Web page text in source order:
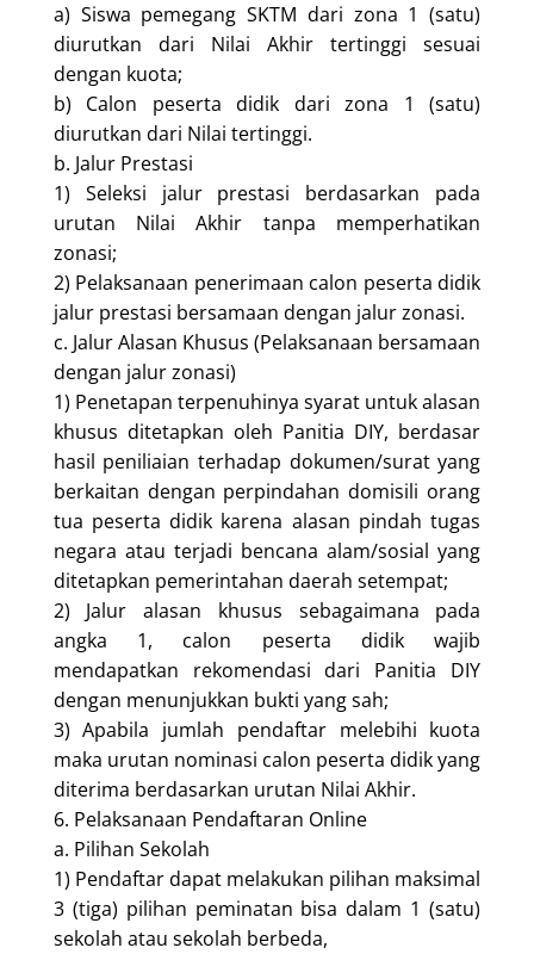
a) Siswa pemegang SKTM dari zona 1 (satu)
diurutkan dari Nilai Akhir tertinggi sesuai
dengan kuota;
b) Calon peserta didik dari zona 1 (satu)
diurutkan dari Nilai tertinggi.
b. Jalur Prestasi
1) Seleksi jalur prestasi berdasarkan pada
urutan Nilai Akhir tanpa memperhatikan
zonasi;
2) Pelaksanaan penerimaan calon peserta didik
jalur prestasi bersamaan dengan jalur zonasi.
c. Jalur Alasan Khusus (Pelaksanaan bersamaan
dengan jalur zonasi)
1) Penetapan terpenuhinya syarat untuk alasan
khusus ditetapkan oleh Panitia DIY, berdasar
hasil peniliaian terhadap dokumen/surat yang
berkaitan dengan perpindahan domisili orang
tua peserta didik karena alasan pindah tugas
negara atau terjadi bencana alam/sosial yang
ditetapkan pemerintahan daerah setempat;
2) Jalur alasan khusus sebagaimana pada
angka 1, calon peserta didik wajib
mendapatkan rekomendasi dari Panitia DIY
dengan menunjukkan bukti yang sah;
3) Apabila jumlah pendaftar melebihi kuota
maka urutan nominasi calon peserta didik yang
diterima berdasarkan urutan Nilai Akhir.
6. Pelaksanaan Pendaftaran Online
a. Pilihan Sekolah
1) Pendaftar dapat melakukan pilihan maksimal
3 (tiga) pilihan peminatan bisa dalam 1 (satu)
sekolah atau sekolah berbeda,